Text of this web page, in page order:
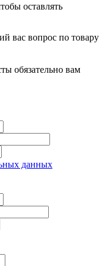
оставлять
вас вопрос по товару
обязательно вам
данных